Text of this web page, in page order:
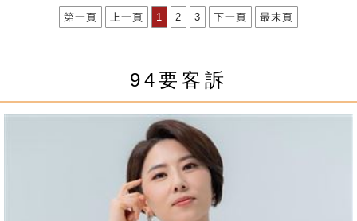
第一頁 上一頁 1 2 3 下一頁 最末頁
94要客訴